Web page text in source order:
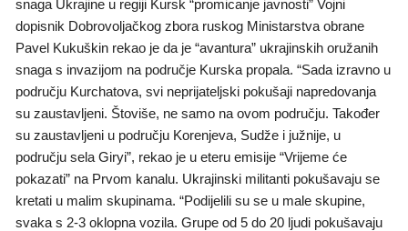
snaga Ukrajine u regiji Kursk “promicanje javnosti” Vojni
dopisnik Dobrovoljačkog zbora ruskog Ministarstva obrane
Pavel Kukuškin rekao je da je “avantura” ukrajinskih oružanih
snaga s invazijom na područje Kurska propala. “Sada izravno u
području Kurchatova, svi neprijateljski pokušaji napredovanja
su zaustavljeni. Štoviše, ne samo na ovom području. Također
su zaustavljeni u području Korenjeva, Sudže i južnije, u
području sela Giryi”, rekao je u eteru emisije “Vrijeme će
pokazati” na Prvom kanalu. Ukrajinski militanti pokušavaju se
kretati u malim skupinama. “Podijelili su se u male skupine,
svaka s 2-3 oklopna vozila. Grupe od 5 do 20 ljudi pokušavaju